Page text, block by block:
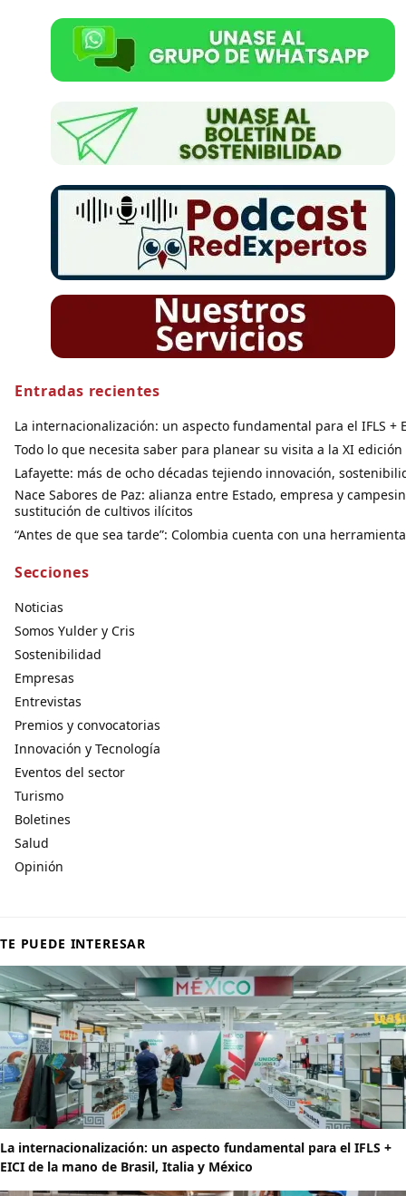
Entradas recientes
La internacionalización: un aspecto fundamental para el IFLS +
Todo lo que necesita saber para planear su visita a la XI edición
Lafayette: más de ocho décadas tejiendo innovación,
Nace Sabores de Paz: alianza entre Estado, empresa y
sustitución de cultivos ilícitos
“Antes de que sea tarde”: Colombia cuenta con una
Secciones
Noticias
Somos Yulder y Cris
Sostenibilidad
Empresas
Entrevistas
Premios y convocatorias
Innovación y Tecnología
Eventos del sector
Turismo
Boletines
Salud
Opinión
TE PUEDE INTERESAR
La internacionalización: un aspecto fundamental para el IFLS +
EICI de la mano de Brasil, Italia y México